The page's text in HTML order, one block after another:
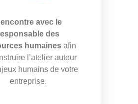
avec le
des
humaines afin
l’atelier autour
humains de votre
entreprise.